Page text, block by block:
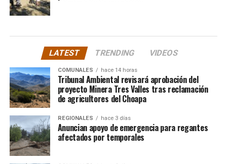
LATEST TRENDING VIDEOS
COMUNALES hace 14 horas
Tribunal Ambiental revisará aprobación del
proyecto Minera Tres Valles tras reclamación
de agricultores del Choapa
REGIONALES hace 3 días
Anuncian apoyo de emergencia para regantes
afectados por temporales